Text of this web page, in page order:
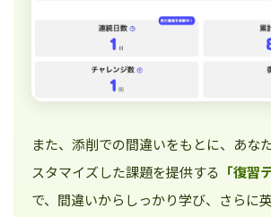
また、添削での間違いをもとに、あな
スタマイズした課題を提供する 「復習
で、間違いからしっかり学び、さらに